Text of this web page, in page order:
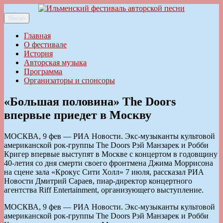
к
содержимому
Ильменский фестиваль авторской песни
Меню
Главная
О фестивале
История
Авторская музыка
Программа
Организаторы и спонсоры
«Большая половина» The Doors
впервые приедет в Москву
МОСКВА, 9 фев — РИА Новости. Экс-музыканты культовой
американской рок-группы The Doors Рэй Манзарек и Робби
Кригер впервые выступят в Москве с концертом в годовщину
40-летия со дня смерти своего фронтмена Джима Моррисона
на сцене зала «Крокус Сити Холл» 7 июля, рассказал РИА
Новости Дмитрий Сараев, пиар-директор концертного
агентства Riff Entertainment, организующего выступление.
МОСКВА, 9 фев — РИА Новости. Экс-музыканты культовой
американской рок-группы The Doors Рэй Манзарек и Робби